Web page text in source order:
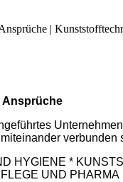
Ansprüche
verbunden
HYGIENE *
UND PHARMA